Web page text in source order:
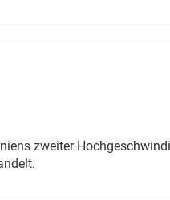
zweiter